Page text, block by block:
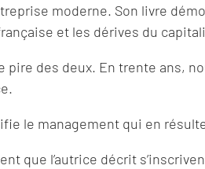
moderne. Son livre
et les dérives du
pire des deux. En trente ans,
le management qui en
que l’autrice décrit